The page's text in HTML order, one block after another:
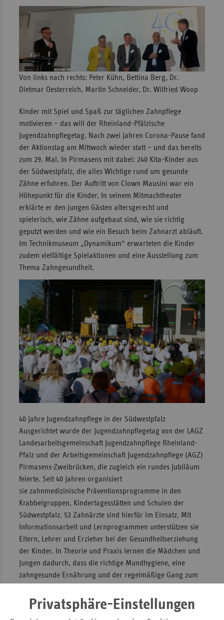
Privatsphäre-Einstellungen
teilen
E-
teilen
Von links nach rechts: Peter Kühn, Bettina Berg, Dr.
Dietmar Oesterreich, Martin Schneider, Dr. Wilfried Woop
Kinder mit Spiel und Spaß zur täglichen Zahnpflege
motivieren – das will der Rheinland-Pfälzische
Jugendzahnpflegetag. Nach zwei Jahren Corona-Pause fand
der Aktionstag am Mittwoch wieder statt – und das bereits
zum 29. Mal. In Pirmasens mit dabei: 240 Kita-Kinder aus
der Südwestpfalz, die alles Wichtige rund um gesunde
Zähne erfuhren. Der Auftritt von Clown Mausini war ein
Höhepunkt für die Kinder. In seinem Mitmachtheater
erklärte er den jungen Gästen altersgerecht und
spielerisch, wie Zähne aufgebaut sind, wie sie richtig
geputzt werden und wie ein Besuch beim Zahnarzt abläuft.
Im Technikmuseum „Dynamikum“ erwarteten die Kinder
zudem vielfältige Spielaktionen und eine Ausstellung zum
Thema Zahngesundheit.
40 Jahre Jugendzahnpflege in der Südwestpfalz
Ausgerichtet wurde der Jugendzahnpflegetag von der LAGZ
Landesarbeitsgemeinschaft Jugendzahnpflege Rheinland-
Pfalz und der Arbeitsgemeinschaft Jugendzahnpflege (AGZ)
Pirmasens-Zweibrücken, die zugleich ein rundes Jubiläum
feierte. Seit 40 Jahren organisiert
sie zahnmedizinische Präventionsprogramme in den
Krabbelgruppen, Kindertagesstätten und Schulen der
Südwestpfalz. 52 Zahnärzte sind hierfür im Einsatz. Mit
Informationsarbeit und Lernprogrammen unterstützen sie
Eltern, Lehrer und Erzieher bei der Gesundheitserziehung
der Kinder. In Theorie und Praxis lernen die Mädchen und
Jungen dadurch, dass die richtige Mundhygiene, eine
zahngesunde Ernährung und der regelmäßige Gang zum
Zahngesundheit: Rheinland-Pfalz